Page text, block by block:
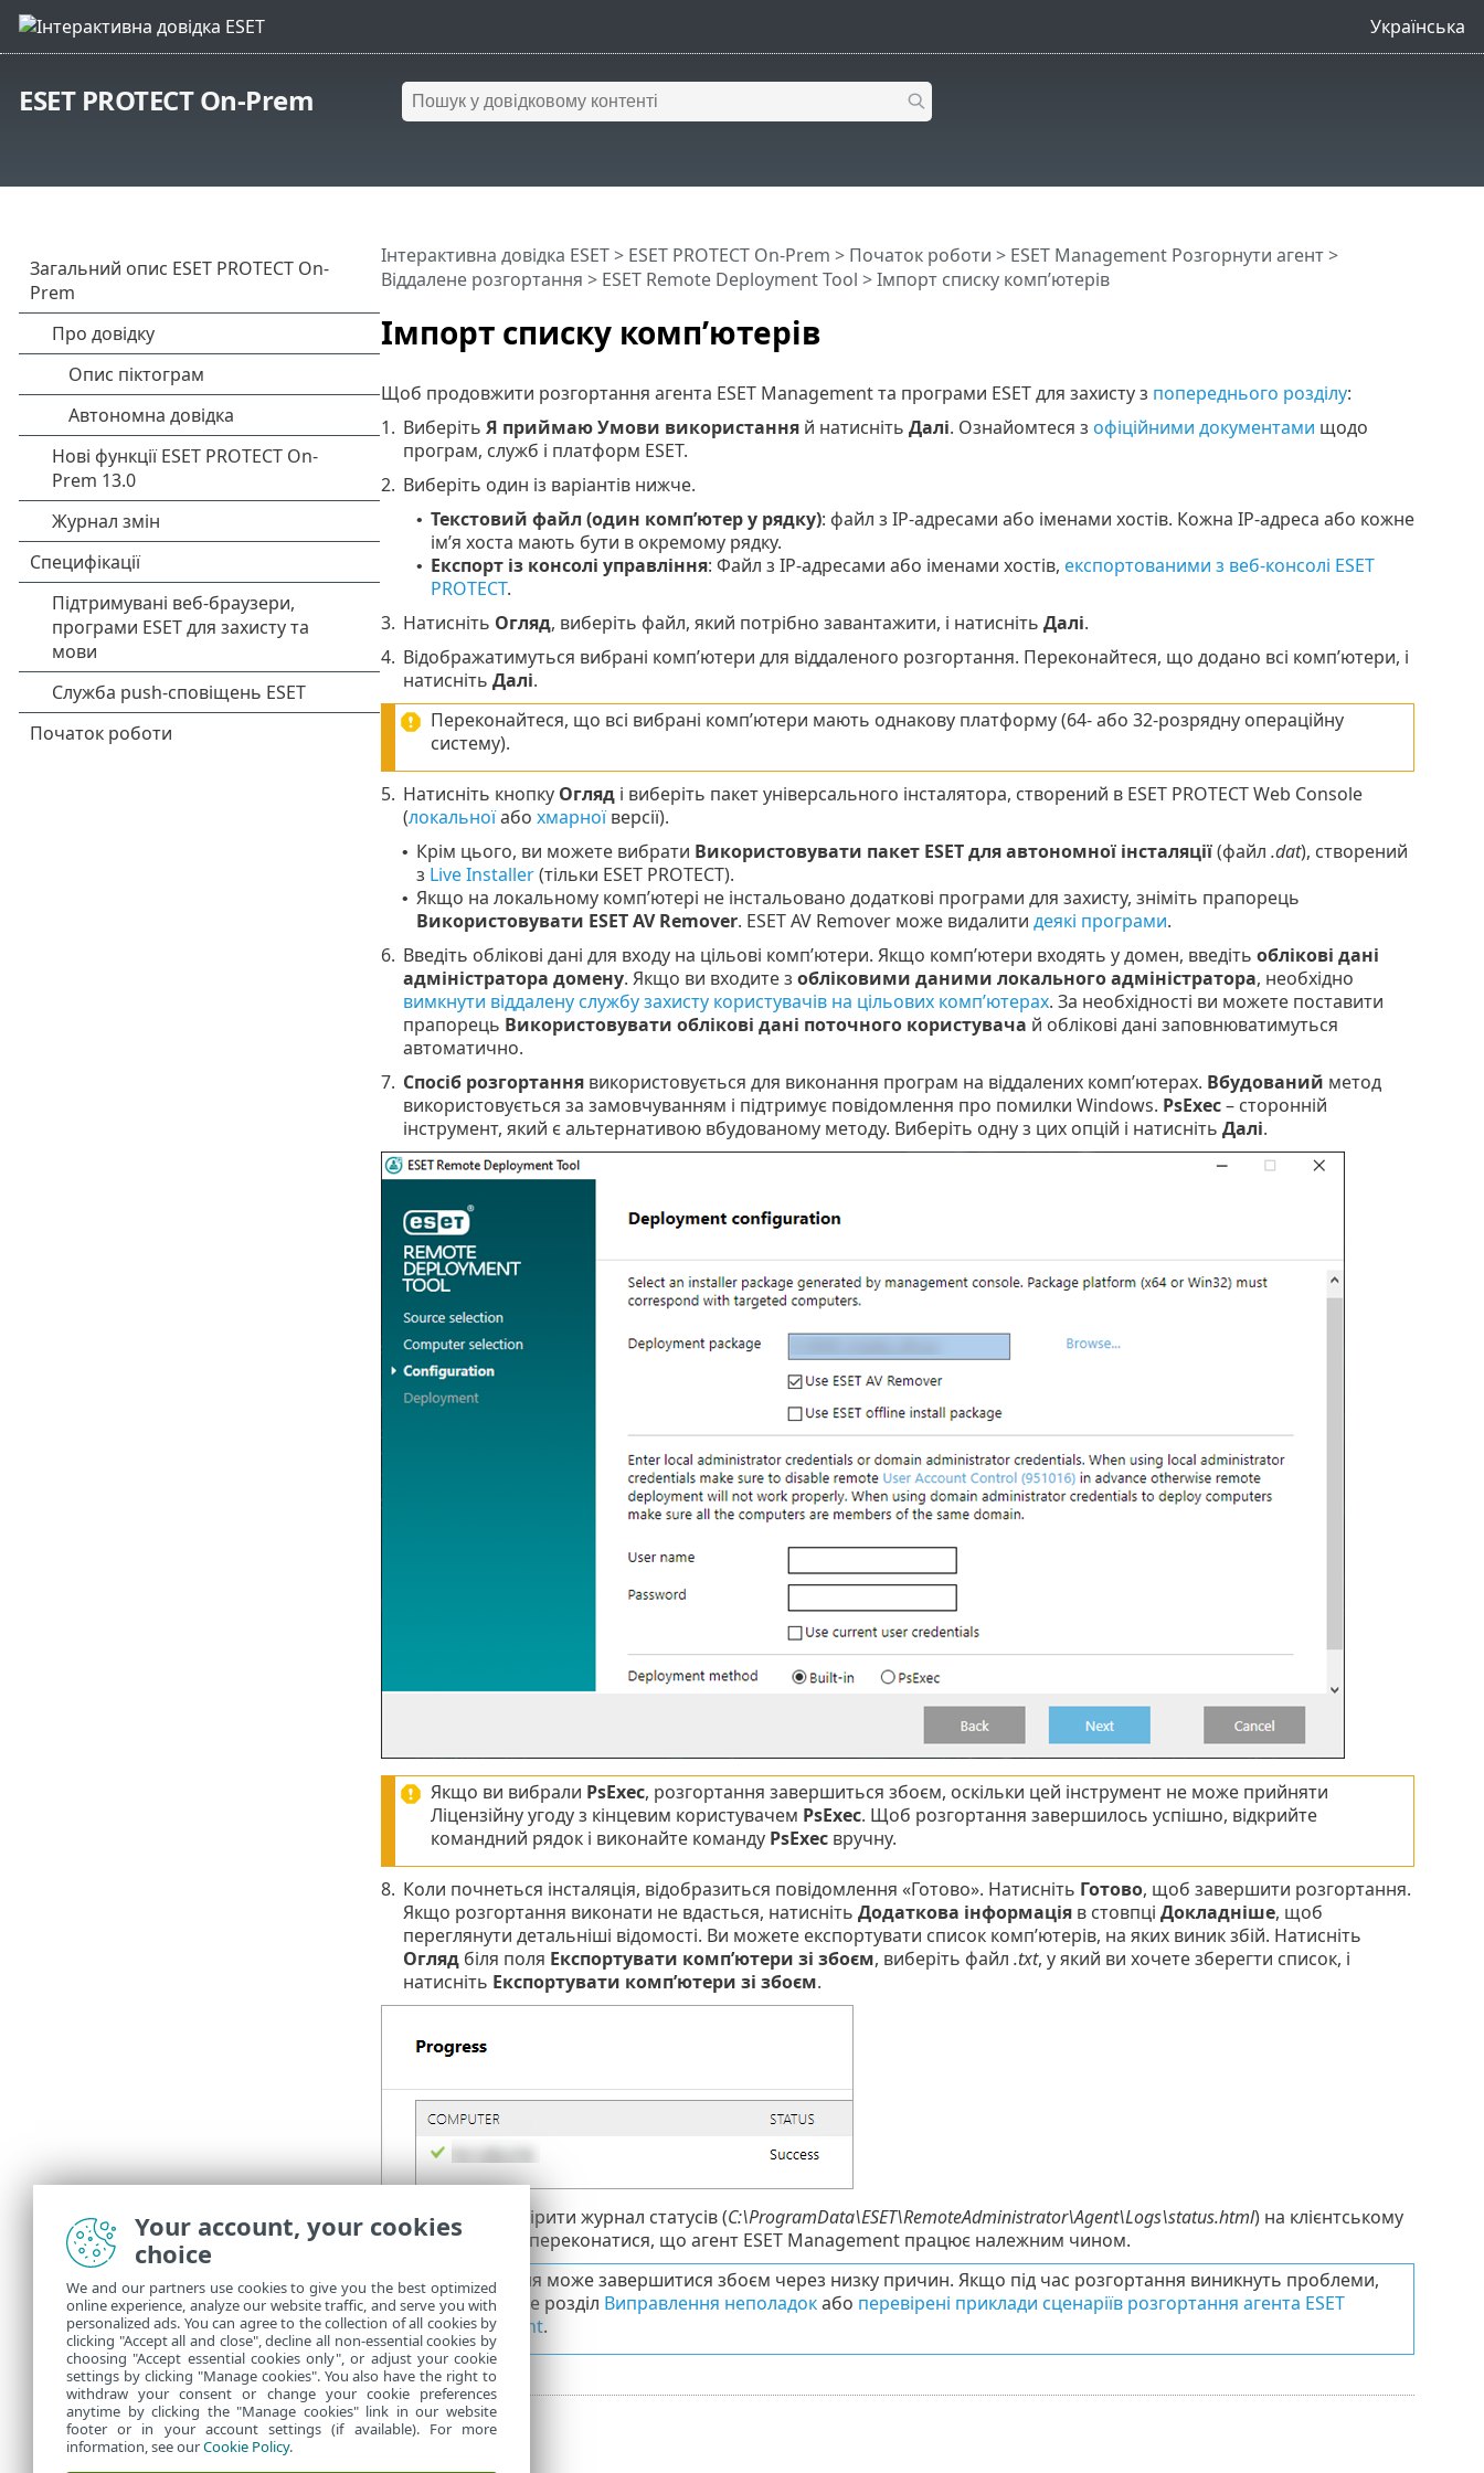
Українська
ESET PROTECT On-Prem
Імпорт списку комп’ютерів
Інтерактивна довідка ESET> ESET PROTECT On-Prem > Початок роботи > ESET Management Pозгорнути агент>
Віддалене розгортання > ESET Remote Deployment Tool > Імпорт списку комп’ютерів
Щоб продовжити розгортання агента ESET Management та програми ESET для захисту з попереднього розділу:
1. Виберіть Я приймаю Умови використанняй натисніть Далі. Ознайомтеся з офіційними документами щодо
програм, служб і платформ ESET.
2. Виберіть один із варіантів нижче.
• Текстовий файл (один комп’ютер у рядку): файл з IP-адресами або іменами хостів. Кожна IP-адреса або кожне
ім’я хоста мають бути в окремому рядку.
• Експорт із консолі управління: Файл з IP-адресами або іменами хостів, експортованими з веб-консолі ESET
PROTECT.
3. Натисніть Огляд, виберіть файл, який потрібно завантажити, і натисніть Далі.
4. Відображатимуться вибрані комп’ютери для віддаленого розгортання. Переконайтеся, що додано всі комп’ютери, і
натисніть Далі.
Переконайтеся, що всі вибрані комп’ютери мають однакову платформу (64- або 32-розрядну операційну
систему).
5. Натисніть кнопку Огляді виберіть пакет універсального інсталятора, створений в ESET PROTECT Web Console
(локальноїабо хмарноїверсії).
• Крім цього, ви можете вибрати Використовувати пакет ESET для автономної інсталяції(файл .dat), створений
з Live Installer(тільки ESET PROTECT).
• Якщо на локальному комп’ютері не інстальовано додаткові програми для захисту, зніміть прапорець
Використовувати ESET AV Remover. ESET AV Remover може видалити деякі програми.
6. Введіть облікові дані для входу на цільові комп’ютери. Якщо комп’ютери входять у домен, введіть облікові дані
адміністратора домену. Якщо ви входите з обліковими даними локального адміністратора, необхідно
вимкнути віддалену службу захисту користувачів на цільових комп’ютерах. За необхідності ви можете поставити
прапорець Використовувати облікові дані поточного користувача й облікові дані заповнюватимуться
автоматично.
7. Спосіб розгортаннявикористовується для виконання програм на віддалених комп’ютерах. Вбудований метод
використовується за замовчуванням і підтримує повідомлення про помилки Windows. PsExec– сторонній
інструмент, який є альтернативою вбудованому методу. Виберіть одну з цих опцій і натисніть Далі.
Якщо ви вибрали PsExec, розгортання завершиться збоєм, оскільки цей інструмент не може прийняти
Ліцензійну угоду з кінцевим користувачем PsExec. Щоб розгортання завершилось успішно, відкрийте
командний рядок і виконайте команду PsExecвручну.
8. Коли почнеться інсталяція, відобразиться повідомлення «Готово». Натисніть Готово, щоб завершити розгортання.
Якщо розгортання виконати не вдасться, натисніть Додаткова інформаціяв стовпці Докладніше, щоб
переглянути детальніші відомості. Ви можете експортувати список комп’ютерів, на яких виник збій. Натисніть
Оглядбіля поля Експортувати комп’ютери зі збоєм, виберіть файл .txt, у який ви хочете зберегти список, і
натисніть Експортувати комп’ютери зі збоєм.
Ви можете перевірити журнал статусів (C:\ProgramData\ESET\RemoteAdministrator\Agent\Logs\status.html) на клієнтському
комп’ютері, щоб переконатися, що агент ESET Management працює належним чином.
Розгортання може завершитися збоєм через низку причин. Якщо під час розгортання виникнуть проблеми,
перегляньте розділ Виправлення неполадокабо перевірені приклади сценаріїв розгортання агента ESET
Management.
Your account, your cookies
choice
We and our partners use cookies to give you the best optimized
online experience, analyze our website traffic, and serve you with
personalized ads. You can agree to the collection of all cookies by
clicking "Accept all and close", decline all non-essential cookies by
choosing "Accept essential cookies only", or adjust your cookie
settings by clicking "Manage cookies". You also have the right to
withdraw your consent or change your cookie preferences
anytime by clicking the "Manage cookies" link in our website
footer or in your account settings (if available). For more
information, see ourCookie Policy.